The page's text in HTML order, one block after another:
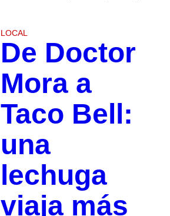
LOCAL
De Doctor
Mora a
Taco Bell:
una
lechuga
viaja más